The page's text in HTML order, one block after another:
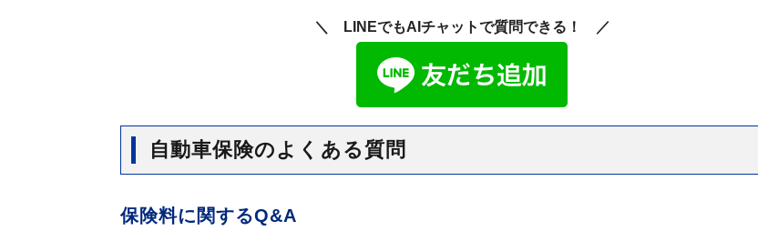
＼ LINEでもAIチャットで質問できる！ ／
自動車保険のよくある質問
保険料に関するQ&A